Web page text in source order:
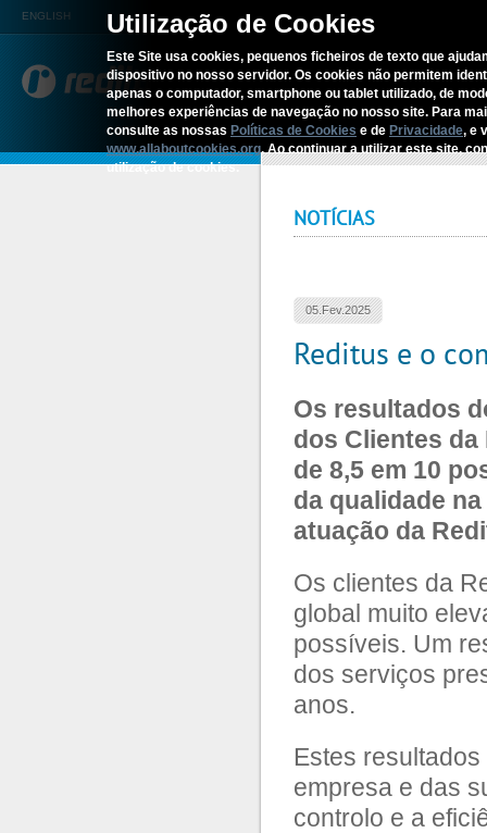
Utilização de Cookies
Este Site usa cookies, pequenos ficheiros de texto que
dispositivo no nosso servidor. Os cookies não permitem
apenas o computador, smartphone ou tablet utilizado, de
melhores experiências de navegação no nosso site. Para
consulte as nossas Políticas de Cookies e de Privacidade, e
www.allaboutcookies.org. Ao continuar a utilizar este site,
utilização de cookies.
ENGLISH
REDITUS
Início › Reditus e o compromisso
NOTÍCIAS
05.Fev.2025
Reditus e o
Os resultados
dos Clientes
de 8,5 em 10
da qualidade
atuação da
Os clientes da
global muito
possíveis. Um
dos serviços
anos.
Estes
empresa e das
controlo e a